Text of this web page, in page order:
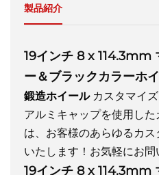
製品紹介
19インチ 8 x 114.3mm
ー＆ブラックカラーホ
鍛造ホイール カスタマイ
アルミキャップを使用し
は、お客様のあらゆるカス
いたします！お気軽にお問
19インチ 8 x 114.3mm